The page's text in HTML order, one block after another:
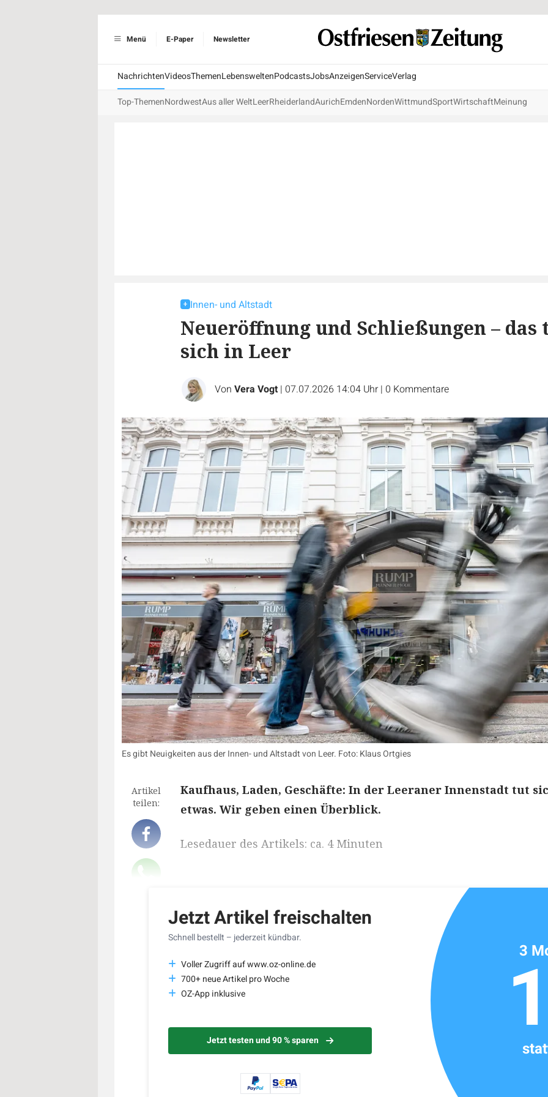
Menü E-Paper Newsletter
NachrichtenVideosThemenLebensweltenPodcastsJobsAnzeigenServiceVerlag
Top-ThemenNordwestAus aller WeltLeerRheiderlandAurichEmdenNordenWittmundSportWirtschaftMeinung
Innen- und Altstadt
Neueröffnung und Schließungen – das
sich in Leer
Von Vera Vogt | 07.07.2026 14:04 Uhr | 0 Kommentare
Es gibt Neuigkeiten aus der Innen- und Altstadt von Leer. Foto: Klaus Ortgies
Artikel
teilen:
Kaufhaus, Laden, Geschäfte: In der Leeraner Innenstadt tut
etwas. Wir geben einen Überblick.
Lesedauer des Artikels: ca. 4 Minuten
Jetzt Artikel freischalten
Schnell bestellt – jederzeit kündbar.
Voller Zugriff auf www.oz-online.de
700+ neue Artikel pro Woche
OZ-App inklusive
Jetzt testen und 90 % sparen
3